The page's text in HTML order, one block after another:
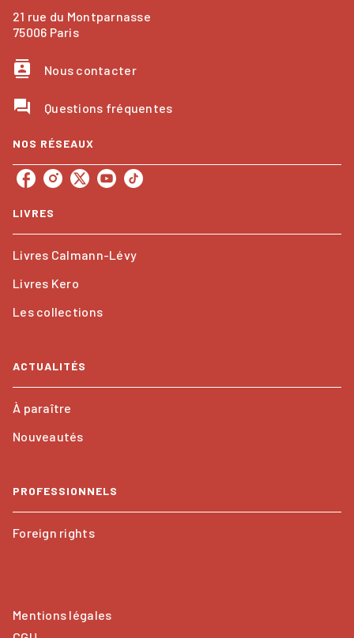
21 rue du Montparnasse
75006 Paris
contacts Nous contacter
question_answer Questions fréquentes
NOS RÉSEAUX
LIVRES
Livres Calmann-Lévy
Livres Kero
Les collections
ACTUALITÉS
À paraître
Nouveautés
PROFESSIONNELS
Foreign rights
Mentions légales